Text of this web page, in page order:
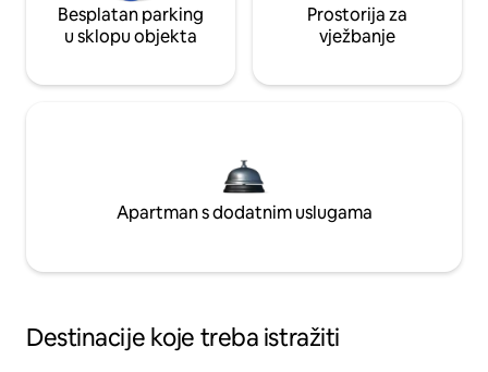
Besplatan parking
u sklopu objekta
Prostorija za
vježbanje
Apartman s dodatnim uslugama
Destinacije koje treba istražiti